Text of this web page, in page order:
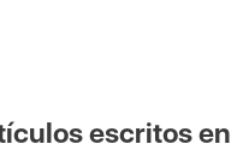
escritos